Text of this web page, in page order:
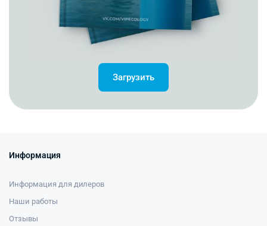
Загрузить
Информация
Информация для дилеров
Наши работы
Отзывы